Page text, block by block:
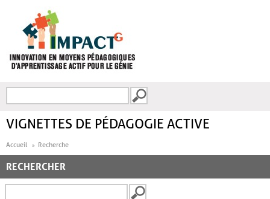
FORMULAIRE DE
VIGNETTES DE PÉDAGOGIE ACTIVE
Accueil Recherche
RECHERCHER